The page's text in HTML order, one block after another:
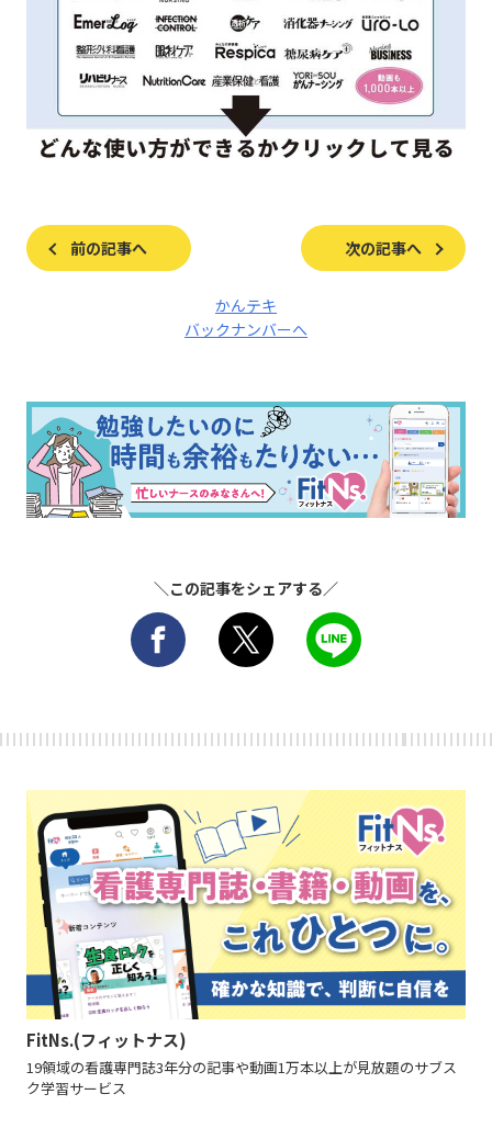
前の記事へ 次の記事へ
かんテキ
バックナンバーへ
＼この記事をシェアする／
FitNs.(フィットナス)
19領域の看護専門誌3年分の記事や動画1万本以上が見放題のサブス
ク学習サービス